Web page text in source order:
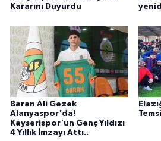
Kararını Duyurdu
Baran Ali Gezek
Alanyaspor'da!
Kayserispor'un Genç Yıldızı
4 Yıllık İmzayı Attı..